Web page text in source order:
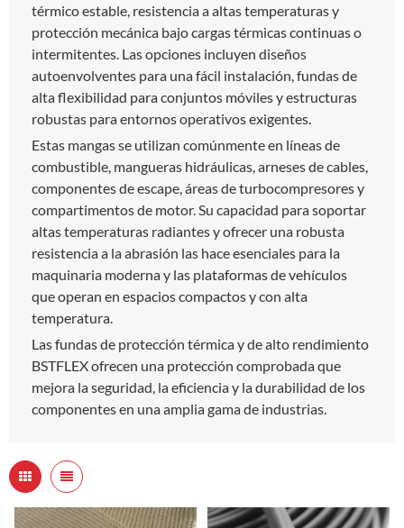
térmico estable, resistencia a altas temperaturas y
protección mecánica bajo cargas térmicas continuas o
intermitentes. Las opciones incluyen diseños
autoenvolventes para una fácil instalación, fundas de
alta flexibilidad para conjuntos móviles y estructuras
robustas para entornos operativos exigentes.
Estas mangas se utilizan comúnmente en líneas de
combustible, mangueras hidráulicas, arneses de cables,
componentes de escape, áreas de turbocompresores y
compartimentos de motor. Su capacidad para soportar
altas temperaturas radiantes y ofrecer una robusta
resistencia a la abrasión las hace esenciales para la
maquinaria moderna y las plataformas de vehículos
que operan en espacios compactos y con alta
temperatura.
Las fundas de protección térmica y de alto rendimiento
BSTFLEX ofrecen una protección comprobada que
mejora la seguridad, la eficiencia y la durabilidad de los
componentes en una amplia gama de industrias.